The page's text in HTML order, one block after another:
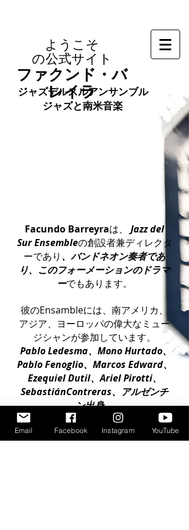
ようこそ
の公式サイト
ファクンド・バ
レイラ
ジャズデルスルアンサンブル
ジャズと南米音楽
Facundo Barreyraは、 Jazz del
Sur Ensembleの創設者兼ディレクタ
ーであり 、バンドネオン奏者であ
り、このフォーメーションのドラマ
ーでもあります。
彼のEnsambleには、南アメリカ、
アジア、ヨーロッパの偉大なミュー
ジシャンが参加しています。
Pablo Ledesma、Mono Hurtado、
Pablo Fenoglio、Marcos Edward、
Ezequiel Dutil、Ariel Pirotti、
SebastiánContreras、 アルゼンチ
ン出身。
ブラジルのホセ・カルロス・デ・ア
Email Facebook Instagram YouTube